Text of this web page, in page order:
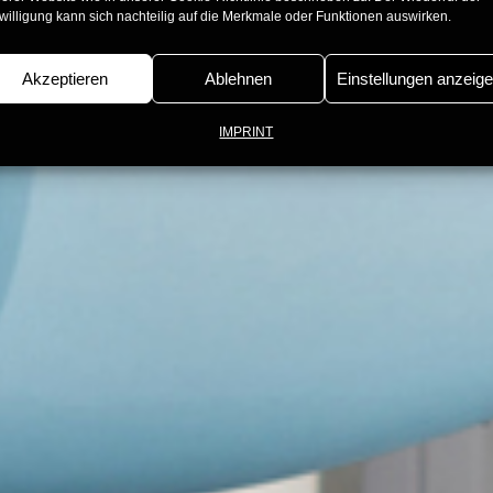
kann sich nachteilig auf die Merkmale oder Funktionen auswirken.
Akzeptieren Ablehnen Einstellungen
IMPRINT